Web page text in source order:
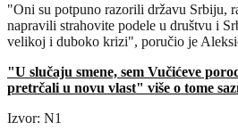
"Oni su potpuno razorili državu Srbiju,
napravili strahovite podele u društvu i
velikoj i duboko krizi", poručio je
"U slučaju smene, sem Vučićeve
pretrčali u novu vlast" više o tome
Izvor: N1